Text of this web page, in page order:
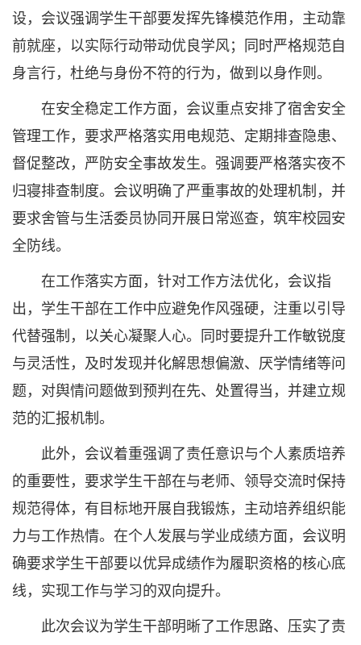
设，会议强调学生干部要发挥先锋模范作用，主动靠
前就座，以实际行动带动优良学风；同时严格规范自
身言行，杜绝与身份不符的行为，做到以身作则。
在安全稳定工作方面，会议重点安排了宿舍安全
管理工作，要求严格落实用电规范、定期排查隐患、
督促整改，严防安全事故发生。强调要严格落实夜不
归寝排查制度。会议明确了严重事故的处理机制，并
要求舍管与生活委员协同开展日常巡查，筑牢校园安
全防线。
在工作落实方面，针对工作方法优化，会议指
出，学生干部在工作中应避免作风强硬，注重以引导
代替强制，以关心凝聚人心。同时要提升工作敏锐度
与灵活性，及时发现并化解思想偏激、厌学情绪等问
题，对舆情问题做到预判在先、处置得当，并建立规
范的汇报机制。
此外，会议着重强调了责任意识与个人素质培养
的重要性，要求学生干部在与老师、领导交流时保持
规范得体，有目标地开展自我锻炼，主动培养组织能
力与工作热情。在个人发展与学业成绩方面，会议明
确要求学生干部要以优异成绩作为履职资格的核心底
线，实现工作与学习的双向提升。
此次会议为学生干部明晰了工作思路、压实了责